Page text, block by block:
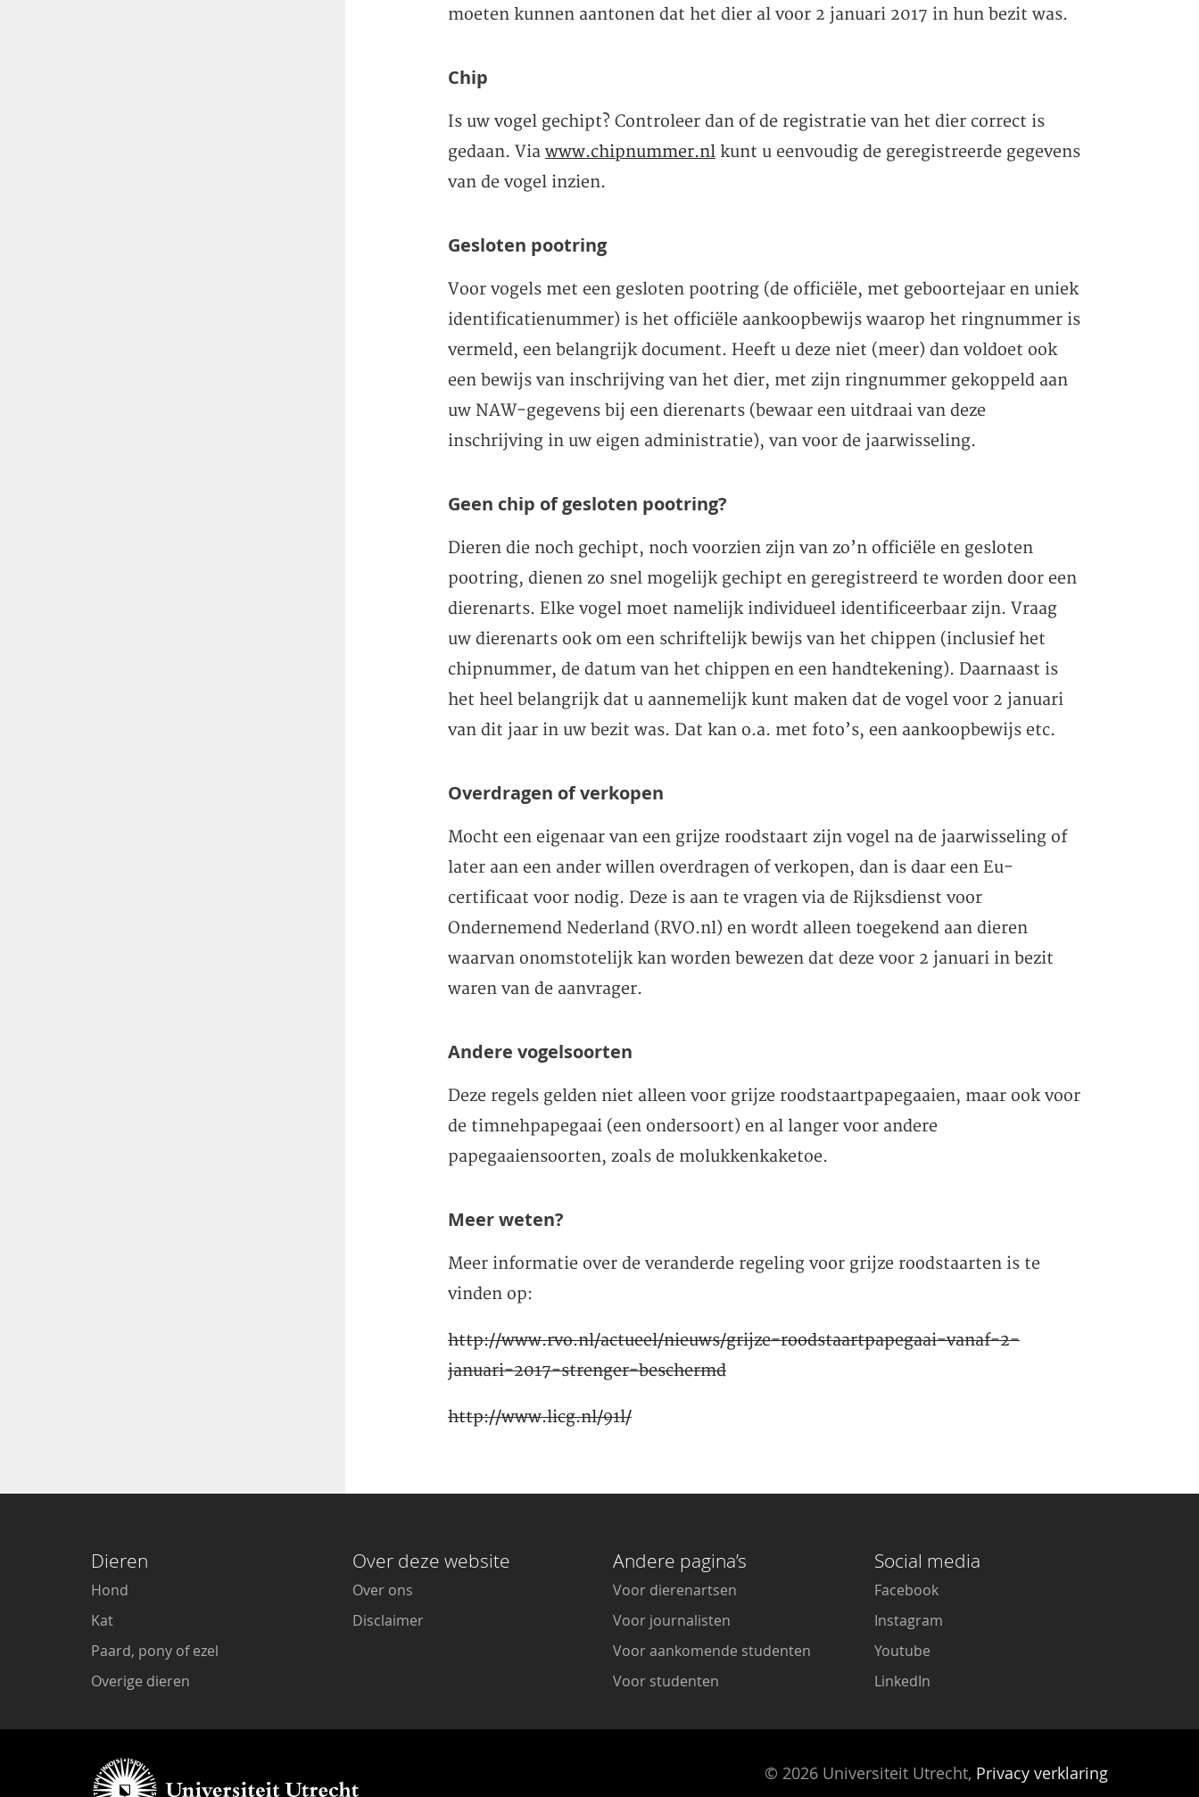
moeten kunnen aantonen dat het dier al voor 2 januari 2017 in hun bezit was.
Chip
Is uw vogel gechipt? Controleer dan of de registratie van het dier correct is
gedaan. Via www.chipnummer.nl kunt u eenvoudig de geregistreerde gegevens
van de vogel inzien.
Gesloten pootring
Voor vogels met een gesloten pootring (de officiële, met geboortejaar en uniek
identificatienummer) is het officiële aankoopbewijs waarop het ringnummer is
vermeld, een belangrijk document. Heeft u deze niet (meer) dan voldoet ook
een bewijs van inschrijving van het dier, met zijn ringnummer gekoppeld aan
uw NAW-gegevens bij een dierenarts (bewaar een uitdraai van deze
inschrijving in uw eigen administratie), van voor de jaarwisseling.
Geen chip of gesloten pootring?
Dieren die noch gechipt, noch voorzien zijn van zo’n officiële en gesloten
pootring, dienen zo snel mogelijk gechipt en geregistreerd te worden door een
dierenarts. Elke vogel moet namelijk individueel identificeerbaar zijn. Vraag
uw dierenarts ook om een schriftelijk bewijs van het chippen (inclusief het
chipnummer, de datum van het chippen en een handtekening). Daarnaast is
het heel belangrijk dat u aannemelijk kunt maken dat de vogel voor 2 januari
van dit jaar in uw bezit was. Dat kan o.a. met foto’s, een aankoopbewijs etc.
Overdragen of verkopen
Mocht een eigenaar van een grijze roodstaart zijn vogel na de jaarwisseling of
later aan een ander willen overdragen of verkopen, dan is daar een Eu-
certificaat voor nodig. Deze is aan te vragen via de Rijksdienst voor
Ondernemend Nederland (RVO.nl) en wordt alleen toegekend aan dieren
waarvan onomstotelijk kan worden bewezen dat deze voor 2 januari in bezit
waren van de aanvrager.
Andere vogelsoorten
Deze regels gelden niet alleen voor grijze roodstaartpapegaaien, maar ook voor
de timnehpapegaai (een ondersoort) en al langer voor andere
papegaaiensoorten, zoals de molukkenkaketoe.
Meer weten?
Meer informatie over de veranderde regeling voor grijze roodstaarten is te
vinden op:
http://www.rvo.nl/actueel/nieuws/grijze-roodstaartpapegaai-vanaf-2-
januari-2017-strenger-beschermd
http://www.licg.nl/91l/
Dieren
Hond
Kat
Paard, pony of ezel
Overige dieren
Over deze website
Over ons
Disclaimer
Andere pagina’s
Voor dierenartsen
Voor journalisten
Voor aankomende studenten
Voor studenten
Social media
Facebook
Instagram
Youtube
LinkedIn
© 2026 Universiteit Utrecht, Privacy verklaring